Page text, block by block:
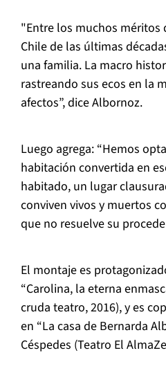
"Entre los muchos méritos
Chile de las últimas
una familia. La macro
rastreando sus ecos en la
afectos”, dice Albornoz.
Luego agrega: “Hemos
habitación convertida en
habitado, un lugar
conviven vivos y muertos
que no resuelve su
El montaje es
“Carolina, la eterna
cruda teatro, 2016), y es
en “La casa de Bernarda
Céspedes (Teatro El